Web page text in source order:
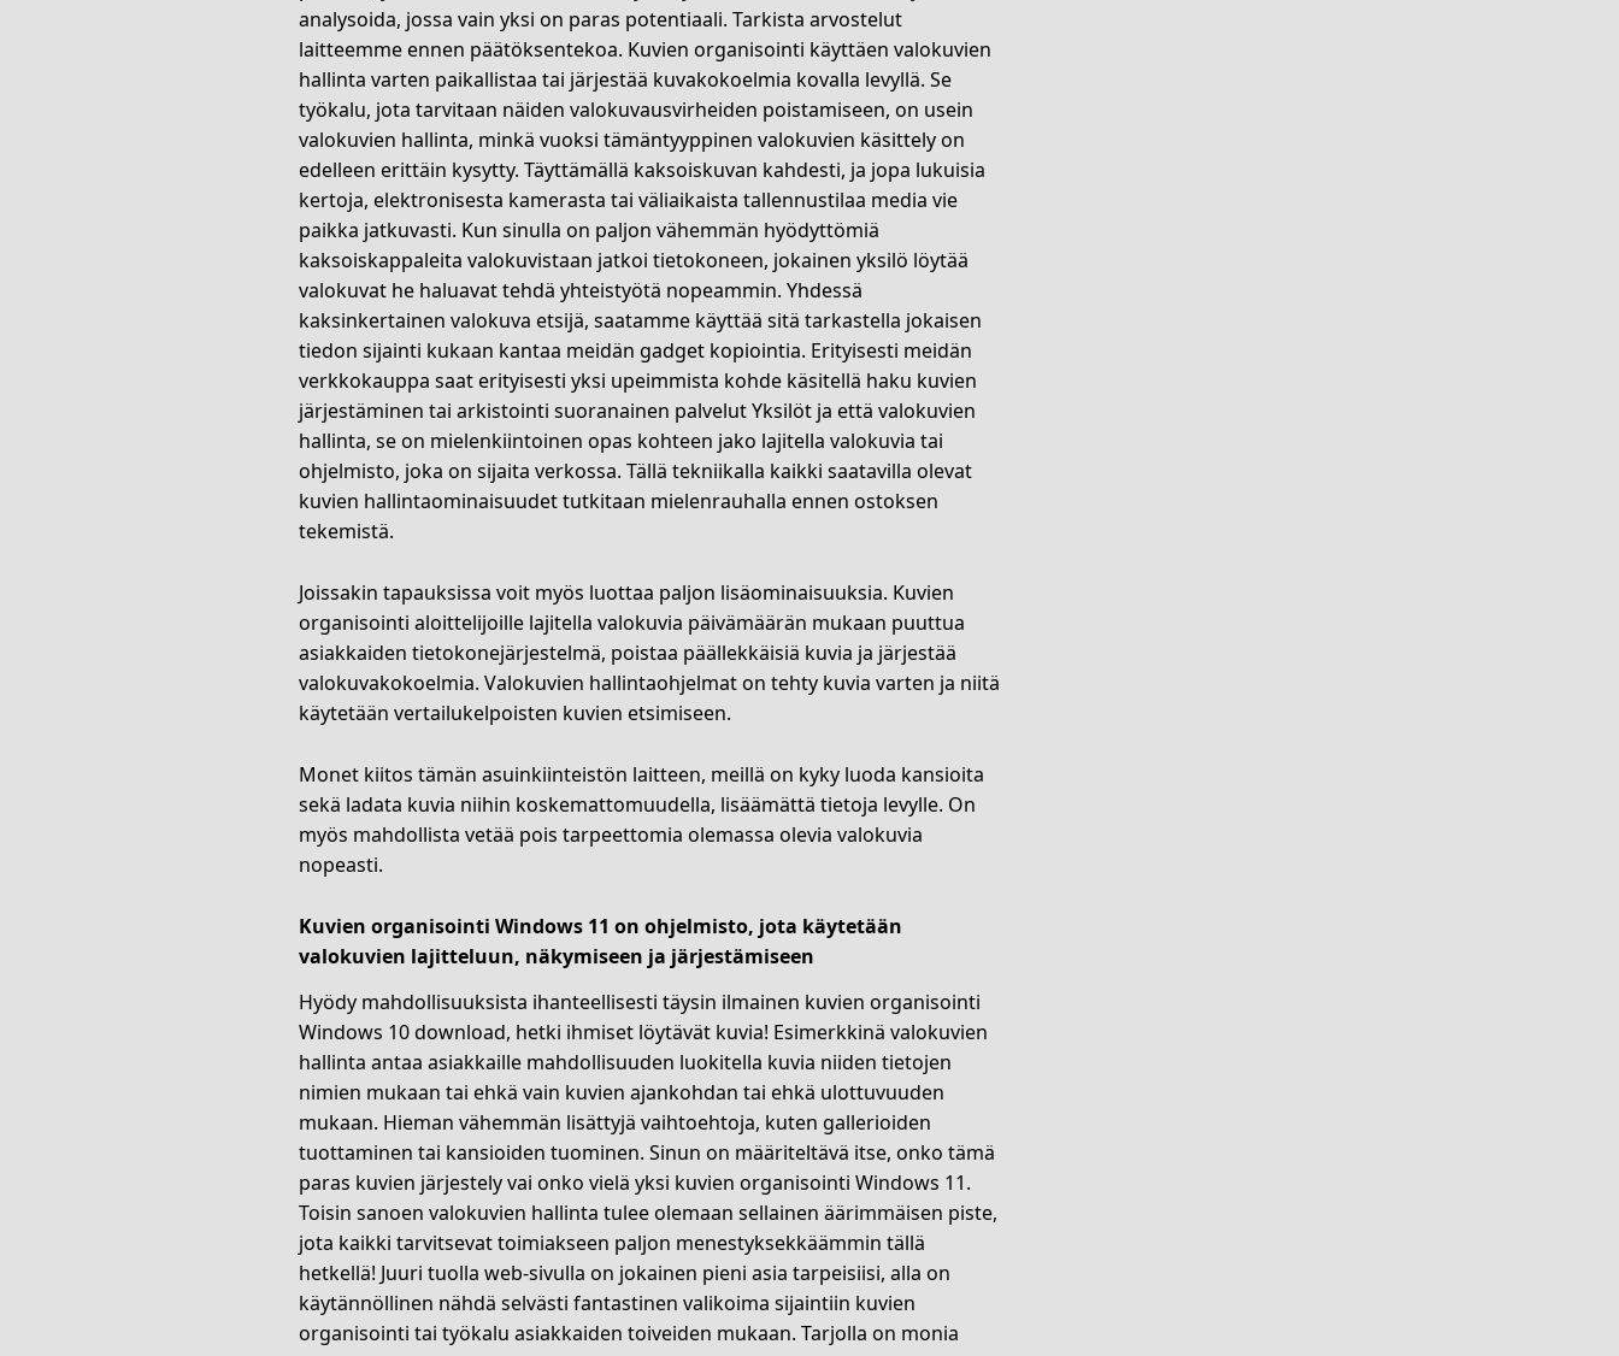
analysoida, jossa vain yksi on paras potentiaali. Tarkista arvostelut
laitteemme ennen päätöksentekoa. Kuvien organisointi käyttäen valokuvien
hallinta varten paikallistaa tai järjestää kuvakokoelmia kovalla levyllä. Se
työkalu, jota tarvitaan näiden valokuvausvirheiden poistamiseen, on usein
valokuvien hallinta, minkä vuoksi tämäntyyppinen valokuvien käsittely on
edelleen erittäin kysytty. Täyttämällä kaksoiskuvan kahdesti, ja jopa lukuisia
kertoja, elektronisesta kamerasta tai väliaikaista tallennustilaa media vie
paikka jatkuvasti. Kun sinulla on paljon vähemmän hyödyttömiä
kaksoiskappaleita valokuvistaan jatkoi tietokoneen, jokainen yksilö löytää
valokuvat he haluavat tehdä yhteistyötä nopeammin. Yhdessä
kaksinkertainen valokuva etsijä, saatamme käyttää sitä tarkastella jokaisen
tiedon sijainti kukaan kantaa meidän gadget kopiointia. Erityisesti meidän
verkkokauppa saat erityisesti yksi upeimmista kohde käsitellä haku kuvien
järjestäminen tai arkistointi suoranainen palvelut Yksilöt ja että valokuvien
hallinta, se on mielenkiintoinen opas kohteen jako lajitella valokuvia tai
ohjelmisto, joka on sijaita verkossa. Tällä tekniikalla kaikki saatavilla olevat
kuvien hallintaominaisuudet tutkitaan mielenrauhalla ennen ostoksen
tekemistä.
Joissakin tapauksissa voit myös luottaa paljon lisäominaisuuksia. Kuvien
organisointi aloittelijoille lajitella valokuvia päivämäärän mukaan puuttua
asiakkaiden tietokonejärjestelmä, poistaa päällekkäisiä kuvia ja järjestää
valokuvakokoelmia. Valokuvien hallintaohjelmat on tehty kuvia varten ja niitä
käytetään vertailukelpoisten kuvien etsimiseen.
Monet kiitos tämän asuinkiinteistön laitteen, meillä on kyky luoda kansioita
sekä ladata kuvia niihin koskemattomuudella, lisäämättä tietoja levylle. On
myös mahdollista vetää pois tarpeettomia olemassa olevia valokuvia
nopeasti.
Kuvien organisointi Windows 11 on ohjelmisto, jota käytetään
valokuvien lajitteluun, näkymiseen ja järjestämiseen
Hyödy mahdollisuuksista ihanteellisesti täysin ilmainen kuvien organisointi
Windows 10 download, hetki ihmiset löytävät kuvia! Esimerkkinä valokuvien
hallinta antaa asiakkaille mahdollisuuden luokitella kuvia niiden tietojen
nimien mukaan tai ehkä vain kuvien ajankohdan tai ehkä ulottuvuuden
mukaan. Hieman vähemmän lisättyjä vaihtoehtoja, kuten gallerioiden
tuottaminen tai kansioiden tuominen. Sinun on määriteltävä itse, onko tämä
paras kuvien järjestely vai onko vielä yksi kuvien organisointi Windows 11.
Toisin sanoen valokuvien hallinta tulee olemaan sellainen äärimmäisen piste,
jota kaikki tarvitsevat toimiakseen paljon menestyksekkäämmin tällä
hetkellä! Juuri tuolla web-sivulla on jokainen pieni asia tarpeisiisi, alla on
käytännöllinen nähdä selvästi fantastinen valikoima sijaintiin kuvien
organisointi tai työkalu asiakkaiden toiveiden mukaan. Tarjolla on monia